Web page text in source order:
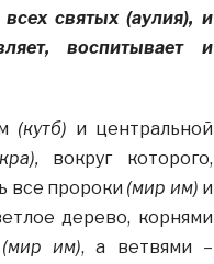
святых (аулия), и
воспитывает и
(кутб) и центральной
вокруг которого,
все пророки (мир им) и
дерево, корнями
(мир им), а ветвями –